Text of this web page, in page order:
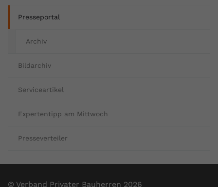
Presseportal
Archiv
Bildarchiv
Serviceartikel
Expertentipp am Mittwoch
Presseverteiler
© Verband Privater Bauherren 2026